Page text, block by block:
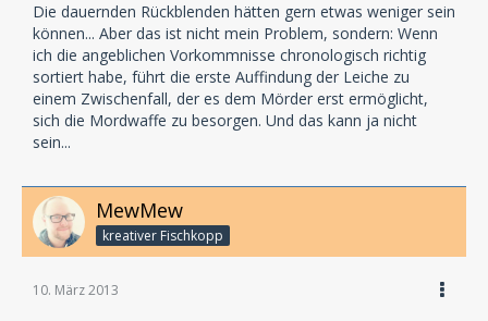
Die dauernden Rückblenden hätten gern etwas weniger sein
können... Aber das ist nicht mein Problem, sondern: Wenn
ich die angeblichen Vorkommnisse chronologisch richtig
sortiert habe, führt die erste Auffindung der Leiche zu
einem Zwischenfall, der es dem Mörder erst ermöglicht,
sich die Mordwaffe zu besorgen. Und das kann ja nicht
sein...
MewMew
kreativer Fischkopp
10. März 2013